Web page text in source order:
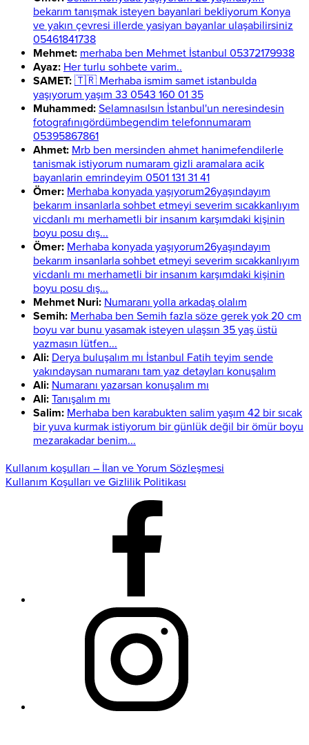
bekarım tanışmak isteyen bayanlari bekliyorum Konya
ve yakın çevresi illerde yasiyan bayanlar ulaşabilirsiniz
05461841738
Mehmet: merhaba ben Mehmet İstanbul 05372179938
Ayaz: Her turlu sohbete varim..
SAMET: 🇹🇷 Merhaba ismim samet istanbulda
yaşıyorum yaşım 33 0543 160 01 35
Muhammed: Selamnasılsın İstanbul'un neresindesin
fotografınıgördümbegendim telefonnumaram
05395867861
Ahmet: Mrb ben mersinden ahmet hanimefendilerle
tanismak istiyorum numaram gizli aramalara acik
bayanlarin emrindeyim 0501 131 31 41
Ömer: Merhaba konyada yaşıyorum26yaşındayım
bekarım insanlarla sohbet etmeyi severim sıcakkanlıyım
vicdanlı mı merhametli bir insanım karşımdaki kişinin
boyu posu dış...
Ömer: Merhaba konyada yaşıyorum26yaşındayım
bekarım insanlarla sohbet etmeyi severim sıcakkanlıyım
vicdanlı mı merhametli bir insanım karşımdaki kişinin
boyu posu dış...
Mehmet Nuri: Numaranı yolla arkadaş olalım
Semih: Merhaba ben Semih fazla söze gerek yok 20 cm
boyu var bunu yasamak isteyen ulaşsın 35 yaş üstü
yazmasın lütfen...
Ali: Derya buluşalım mı İstanbul Fatih teyim sende
yakındaysan numaranı tam yaz detayları konuşalım
Ali: Numaranı yazarsan konuşalım mı
Ali: Tanışalım mı
Salim: Merhaba ben karabukten salim yaşım 42 bir sıcak
bir yuva kurmak istiyorum bir günlük değil bir ömür boyu
mezarakadar benim...
Kullanım koşulları – İlan ve Yorum Sözleşmesi
Kullanım Koşulları ve Gizlilik Politikası